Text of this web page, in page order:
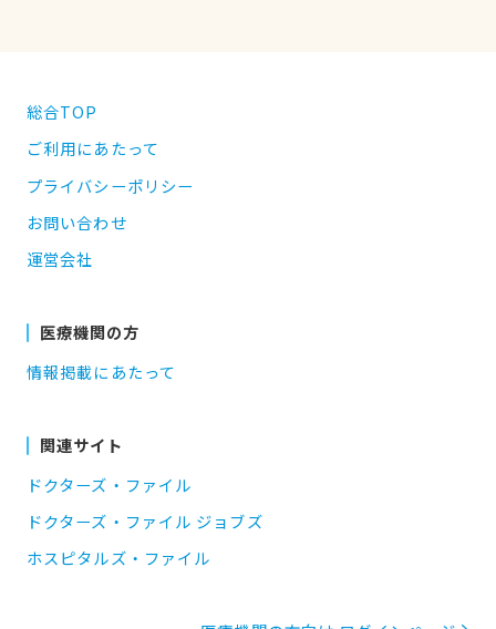
総合TOP
ご利用にあたって
プライバシーポリシー
お問い合わせ
運営会社
医療機関の方
情報掲載にあたって
関連サイト
ドクターズ・ファイル
ドクターズ・ファイル ジョブズ
ホスピタルズ・ファイル